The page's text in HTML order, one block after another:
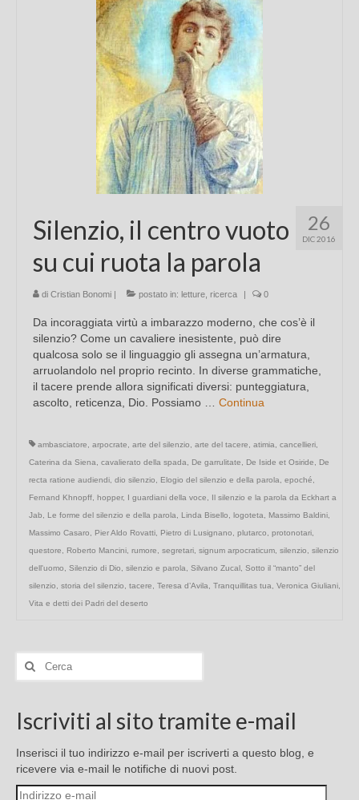
26
DIC 2016
Silenzio, il centro vuoto
su cui ruota la parola
di Cristian Bonomi | postato in: letture ricerca | 0
Da incoraggiata virtù a imbarazzo moderno, che cos’è il
silenzio? Come un cavaliere inesistente, può dire
qualcosa solo se il linguaggio gli assegna un’armatura,
arruolandolo nel proprio recinto. In diverse grammatiche,
il tacere prende allora significati diversi: punteggiatura,
ascolto, reticenza, Dio. Possiamo … Continua
ambasciatore arpocrate arte del silenzio arte del tacere atimia cancellieri
Caterina da Siena
cavalierato della spada De garrulitate De Iside et Osiride
De
recta ratione audiendi dio silenzio Elogio del silenzio e della parola epoché
Fernand Khnopff hopper, I guardiani della voce
Il silenzio e la parola da Eckhart a
Jab
Le forme del silenzio e della parola Linda Bisello logoteta Massimo Baldini
Massimo Casaro
Pier Aldo Rovatti Pietro di Lusignano plutarco protonotari
questore
Roberto Mancini rumore segretari signum arpocraticum silenzio
silenzio
dell'uomo
Silenzio di Dio silenzio e parola Silvano Zucal Sotto il “manto” del
silenzio
storia del silenzio tacere Teresa d’Avila Tranquillitas tua Veronica Giuliani
Vita e detti dei Padri del deserto
Cerca:
Iscriviti al sito tramite e-mail
Inserisci il tuo indirizzo e-mail per iscriverti a questo blog, e
ricevere via e-mail le notifiche di nuovi post.
Indirizzo